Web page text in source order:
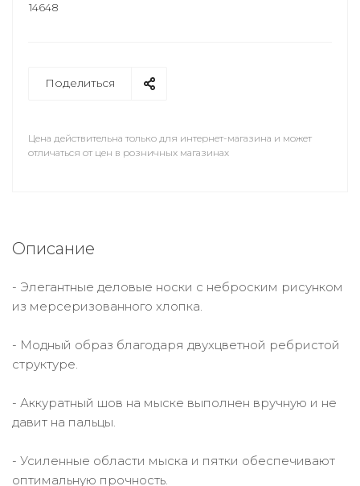
14648
Поделиться
Цена действительна только для интернет-магазина и может
отличаться от цен в розничных магазинах
Описание
- Элегантные деловые носки с неброским рисунком
из мерсеризованного хлопка.
- Модный образ благодаря двухцветной ребристой
структуре.
- Аккуратный шов на мыске выполнен вручную и не
давит на пальцы.
- Усиленные области мыска и пятки обеспечивают
оптимальную прочность.